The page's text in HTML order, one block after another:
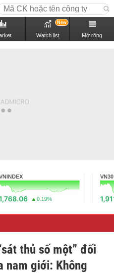
Watch list
New
Mở rộng
0.19%
VN30
thủ số một” đối
nam giới: Không